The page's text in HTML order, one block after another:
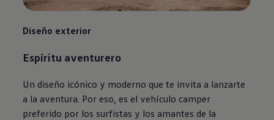
Diseño exterior
Espíritu aventurero
Un diseño icónico y moderno que te invita a lanzarte
a la aventura. Por eso, es el vehículo camper
preferido por los surfistas y los amantes de la